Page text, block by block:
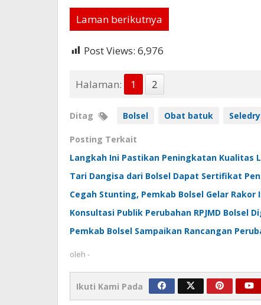
Laman berikutnya
Post Views: 6,976
Halaman: 1 2
Ditag Bolsel Obat batuk
Posting Terkait
Langkah Ini Pastikan Peningkatan Kualitas
Tari Dangisa dari Bolsel Dapat Sertifikat
Cegah Stunting, Pemkab Bolsel Gelar Rakor
Konsultasi Publik Perubahan RPJMD Bolsel
Pemkab Bolsel Sampaikan Rancangan
oleh -
Ikuti Kami Pada